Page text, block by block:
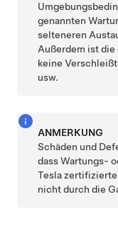
genannten
selteneren
Außerdem ist
keine
usw.
ANMERKUNG
Schäden und
dass Wartungs-
Tesla
nicht durch die